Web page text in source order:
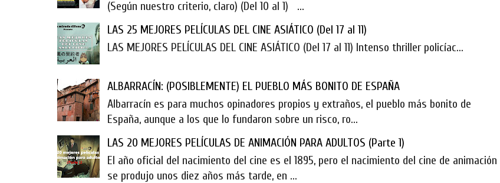
(Según nuestro criterio, claro) (Del 10 al 1) ...
LAS 25 MEJORES PELÍCULAS DEL CINE ASIÁTICO (Del 17 al 11)
LAS MEJORES PELÍCULAS DEL CINE ASIÁTICO (Del 17 al 11) Intenso thriller policíac...
ALBARRACÍN: (POSIBLEMENTE) EL PUEBLO MÁS BONITO DE ESPAÑA
Albarracín es para muchos opinadores propios y extraños, el pueblo más bonito de
España, aunque a los que lo fundaron sobre un risco, ro...
LAS 20 MEJORES PELÍCULAS DE ANIMACIÓN PARA ADULTOS (Parte 1)
El año oficial del nacimiento del cine es el 1895, pero el nacimiento del cine de animación
se produjo unos diez años más tarde, en ...